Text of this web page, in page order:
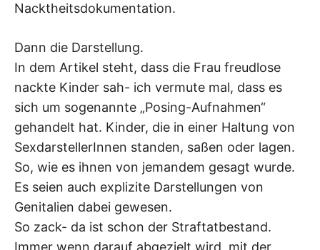
Nacktheitsdokumentation.
Dann die Darstellung.
In dem Artikel steht, dass die Frau freudlose
nackte Kinder sah- ich vermute mal, dass es
sich um sogenannte „Posing-Aufnahmen“
gehandelt hat. Kinder, die in einer Haltung von
SexdarstellerInnen standen, saßen oder lagen.
So, wie es ihnen von jemandem gesagt wurde.
Es seien auch explizite Darstellungen von
Genitalien dabei gewesen.
So zack- da ist schon der Straftatbestand.